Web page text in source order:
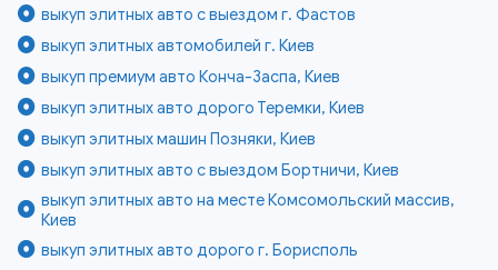
выкуп элитных авто с выездом г. Фастов
выкуп элитных автомобилей г. Киев
выкуп премиум авто Конча-Заспа, Киев
выкуп элитных авто дорого Теремки, Киев
выкуп элитных машин Позняки, Киев
выкуп элитных авто с выездом Бортничи, Киев
выкуп элитных авто на месте Комсомольский массив,
Киев
выкуп элитных авто дорого г. Борисполь